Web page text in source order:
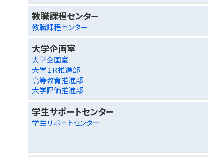
教職課程センター
教職課程センター
大学企画室
大学企画室
大学ＩＲ推進部
高等教育推進部
大学評価推進部
学生サポートセンター
学生サポートセンター